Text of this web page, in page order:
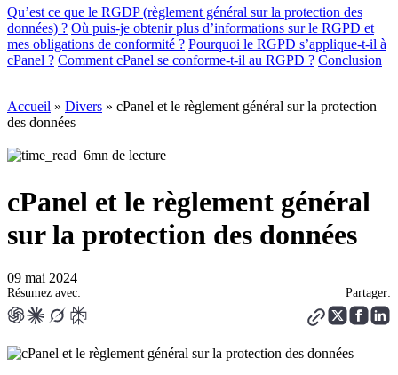
Qu’est ce que le RGDP (règlement général sur la protection des
données) ? Où puis-je obtenir plus d’informations sur le RGPD et
mes obligations de conformité ? Pourquoi le RGPD s’applique-t-il à
cPanel ? Comment cPanel se conforme-t-il au RGPD ? Conclusion
Accueil » Divers » cPanel et le règlement général sur la protection
des données
6mn de lecture
cPanel et le règlement général
sur la protection des données
09 mai 2024
Résumez avec: Partager: